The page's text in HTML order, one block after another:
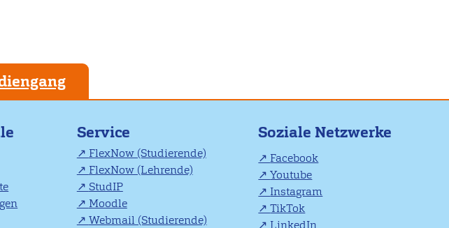
Service
FlexNow (Studierende)
FlexNow (Lehrende)
StudIP
Moodle
Webmail (Studierende)
Soziale Netzwerke
Facebook
Youtube
Instagram
TikTok
LinkedIn